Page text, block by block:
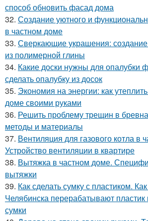
способ обновить фасад дома
32. Создание уютного и
в частном доме
33. Сверкающие украшения:
из полимерной глины
34. Какие доски нужны для опалубки
сделать опалубку из досок
35. Экономия на энергии: как
доме своими руками
36. Решить проблему трещин в
методы и материалы
37. Вентиляция для газового котла в
Устройство вентиляции в квартире
38. Вытяжка в частном доме.
вытяжки
39. Как сделать сумку с пластиком.
Челябинска перерабатывают
сумки